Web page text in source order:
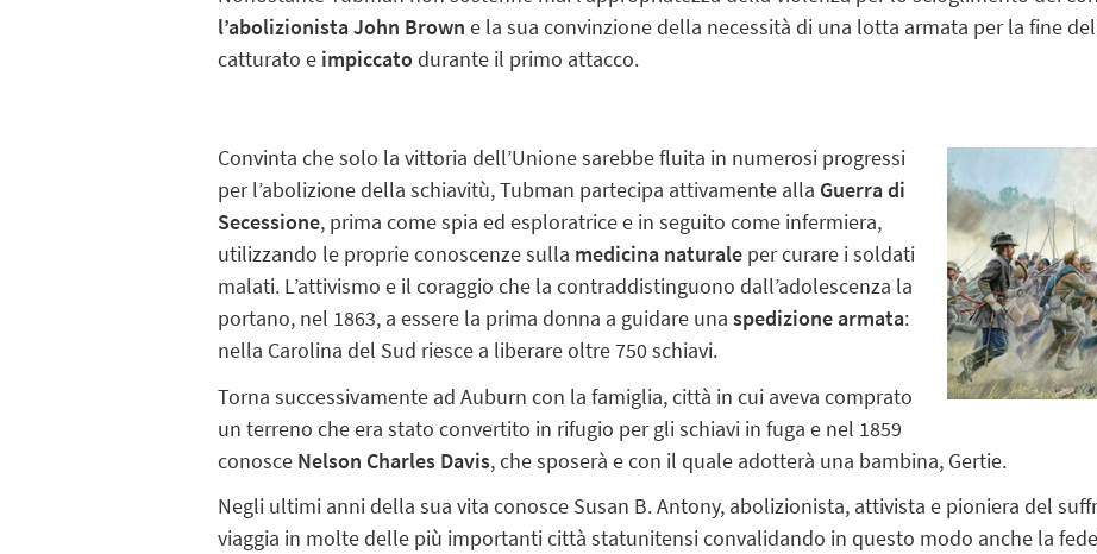
l’abolizionista John Browne la sua convinzione della necessità di una lotta armata per la fine
catturato e impiccatodurante il primo attacco.
Convinta che solo la vittoria dell’Unione sarebbe fluita in numerosi progressi
per l’abolizione della schiavitù, Tubman partecipa attivamente alla Guerra di
Secessione, prima come spia ed esploratrice e in seguito come infermiera,
utilizzando le proprie conoscenze sulla medicina naturale per curare i soldati
malati. L’attivismo e il coraggio che la contraddistinguono dall’adolescenza la
portano, nel 1863, a essere la prima donna a guidare unaspedizione armata:
nella Carolina del Sud riesce a liberare oltre 750 schiavi.
Torna successivamente ad Auburn con la famiglia, città in cui aveva comprato
un terreno che era stato convertito in rifugio per gli schiavi in fuga e nel 1859
conosce Nelson Charles Davis, che sposerà e con il quale adotterà una bambina, Gertie.
Negli ultimi anni della sua vita conosce Susan B. Antony, abolizionista, attivista e pioniera del
viaggia in molte delle più importanti città statunitensi convalidando in questo modo anche la